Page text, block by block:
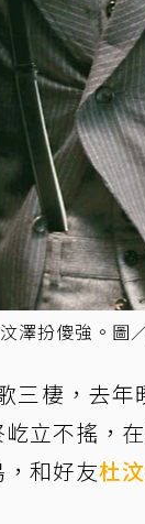
澤扮傻強。圖
三棲，去
立不搖，
和好友杜